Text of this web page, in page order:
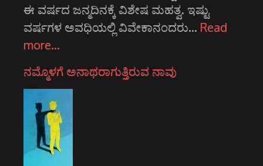
ಈ ವರ್ಷದ ಜನ್ಮದಿನಕ್ಕೆ ವಿಶೇಷ ಮಹತ್ವ. ಇಷ್ಟು
ವರ್ಷಗಳ ಅವಧಿಯಲ್ಲಿ ವಿವೇಕಾನಂದರು… Read
more…
ನಮ್ಮೊಳಗೆ ಅನಾಥರಾಗುತ್ತಿರುವ ನಾವು